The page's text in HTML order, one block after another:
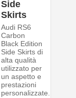
Side
Skirts
Audi RS6
Carbon
Black Edition
Side Skirts di
alta qualità
utilizzato per
un aspetto e
prestazioni
personalizzate.